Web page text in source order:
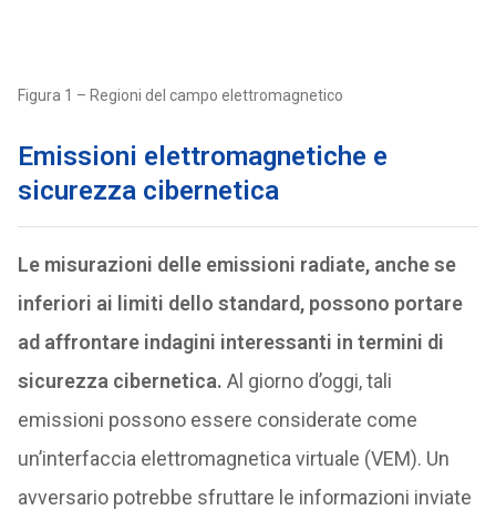
Figura 1 – Regioni del campo elettromagnetico
Emissioni elettromagnetiche e
sicurezza cibernetica
Le misurazioni delle emissioni radiate, anche se
inferiori ai limiti dello standard, possono portare
ad affrontare indagini interessanti in termini di
sicurezza cibernetica. Al giorno d’oggi, tali
emissioni possono essere considerate come
un’interfaccia elettromagnetica virtuale (VEM). Un
avversario potrebbe sfruttare le informazioni inviate